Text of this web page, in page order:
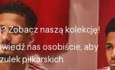
Zobacz naszą kolekcję!
nas osobiście, aby
piłkarskich.